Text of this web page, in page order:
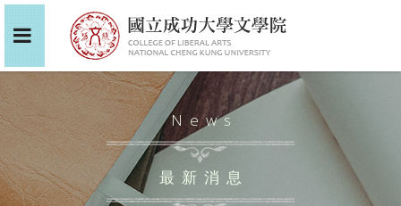
News
最新消息